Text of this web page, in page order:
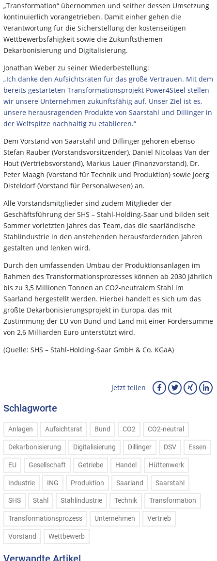
„Transformation“ übernommen und seither dessen Umsetzung
kontinuierlich vorangetrieben. Damit einher gehen die
Verantwortung für die Sicherstellung der kostenseitigen
Wettbewerbsfähigkeit sowie die Zukunftsthemen
Dekarbonisierung und Digitalisierung.
Jonathan Weber zu seiner Wiederbestellung:
„Ich danke den Aufsichtsräten für das große Vertrauen. Mit dem
bereits gestarteten Transformationsprojekt Power4Steel stellen
wir unsere Unternehmen zukunftsfähig auf. Unser Ziel ist es,
unsere herausragenden Produkte von Saarstahl und Dillinger in
der Weltspitze nachhaltig zu etablieren.“
Dem Vorstand von Saarstahl und Dillinger gehören ebenso
Stefan Rauber (Vorstandsvorsitzender), Daniël Nicolaas Van der
Hout (Vertriebsvorstand), Markus Lauer (Finanzvorstand), Dr.
Peter Maagh (Vorstand für Technik und Produktion) sowie Joerg
Disteldorf (Vorstand für Personalwesen) an.
Alle Vorstandsmitglieder sind zudem Mitglieder der
Geschäftsführung der SHS – Stahl-Holding-Saar und bilden seit
Sommer vorletzten Jahres das Team, das die saarländische
Stahlindustrie in den anstehenden herausfordernden Jahren
gestalten und lenken wird.
Durch den umfassenden Umbau der Produktionsanlagen im
Rahmen des Transformationsprozesses können ab 2030 jährlich
bis zu 3,5 Millionen Tonnen an CO2-neutralem Stahl im
Saarland hergestellt werden. Hierbei handelt es sich um das
größte Dekarbonisierungsprojekt in Europa, das mit
Zustimmung der EU von Bund und Land mit einer Fördersumme
von 2,6 Milliarden Euro unterstützt wird.
(Quelle: SHS – Stahl-Holding-Saar GmbH & Co. KGaA)
Jetzt teilen
Schlagworte
Anlagen Aufsichtsrat Bund CO2 CO2-neutral
Dekarbonisierung Digitalisierung Dillinger DSV Essen
EU Gesellschaft Getriebe Handel Hüttenwerk
Industrie ING Produktion Saarland Saarstahl
SHS Stahl Stahlindustrie Technik Transformation
Transformationsprozess Unternehmen Vertrieb
Vorstand Wettbewerb